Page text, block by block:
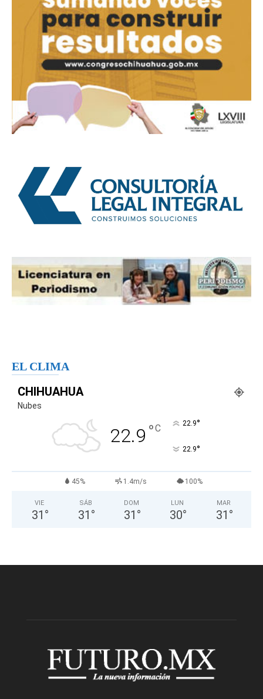
EL CLIMA
CHIHUAHUA
Nubes
22.9 °C 22.9°
22.9°
45% 1.4m/s 100%
VIE
31 °
SÁB
31 °
DOM
31 °
LUN
30°
MAR
31 °